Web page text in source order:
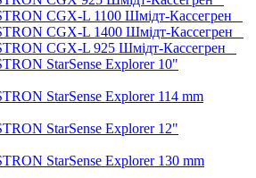
CGX-L 1100 Шмідт-Кассегрен
CGX-L 1400 Шмідт-Кассегрен
CGX-L 925 Шмідт-Кассегрен
StarSense Explorer 10"
StarSense Explorer 114 mm
StarSense Explorer 12"
StarSense Explorer 130 mm